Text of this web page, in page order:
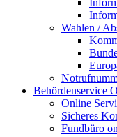
Wahlen /
Behördenservice
Online
Sicheres
Fundbüro